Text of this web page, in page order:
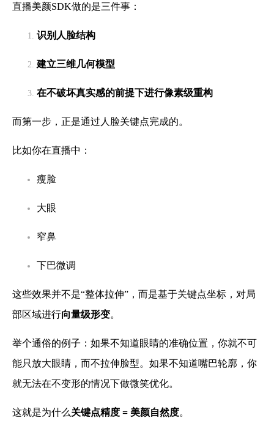
直播美颜SDK做的是三件事：
识别人脸结构
建立三维几何模型
在不破坏真实感的前提下进行像素级重构
而第一步，正是通过人脸关键点完成的。
比如你在直播中：
瘦脸
大眼
窄鼻
下巴微调
这些效果并不是“整体拉伸”，而是基于关键点坐标，对局
部区域进行向量级形变。
举个通俗的例子：如果不知道眼睛的准确位置，你就不可
能只放大眼睛，而不拉伸脸型。如果不知道嘴巴轮廓，你
就无法在不变形的情况下做微笑优化。
这就是为什么关键点精度 = 美颜自然度。